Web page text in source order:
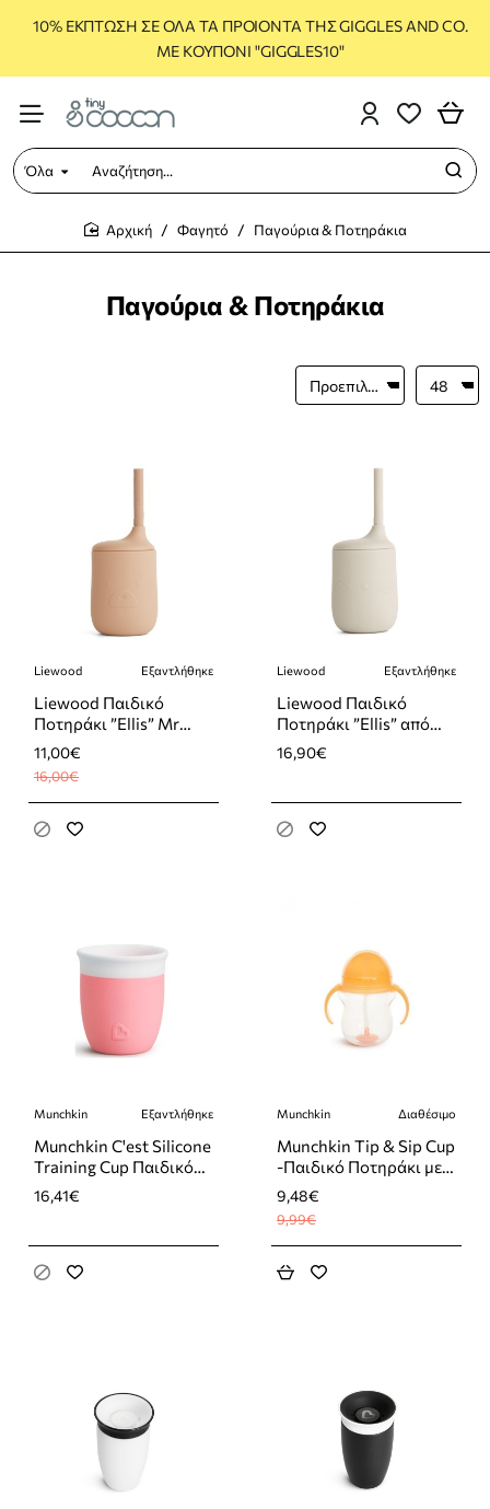
10% ΕΚΠΤΩΣΗ ΣΕ ΟΛΑ ΤΑ ΠΡΟΙΟΝΤΑ ΤΗΣ GIGGLES AND CO.
ΜΕ ΚΟΥΠΟΝΙ "GIGGLES10"
Όλα
Αναζήτηση...
Παγούρια & Ποτηράκια
Φαγητό Παγούρια & Ποτηράκια
-31%
Εξαντλήθηκε
Liewood Εξαντλήθηκε
Liewood Παιδικό
Ποτηράκι ”Ellis” Mr
Bear από Σιλικόνη Ροζ
230ml
11,00€
16,00€
Εξαντλήθηκε
Liewood Εξαντλήθηκε
Liewood Παιδικό
Ποτηράκι ”Ellis” από
Πλαστικό Μπεζ 230ml
16,90€
Εξαντλήθηκε
Munchkin Εξαντλήθηκε
Munchkin C'est Silicone
Training Cup Παιδικό
Ποτηράκι από Σιλικόνη
Ροζ 59ml για 4m+
16,41€
-5%
Munchkin Διαθέσιμο
Munchkin Tip & Sip Cup
-Παιδικό Ποτηράκι με
Λαβές και Καλαμάκι
”Click Lock” από
Πλαστικό Πορτοκαλί
για 6m+ 207ml
9,48€
9,99€